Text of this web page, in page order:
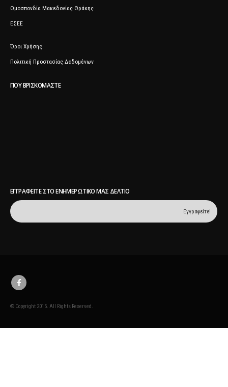
Ομοσπονδία Μακεδονίας Θράκης
ΕΣΕΕ
Όροι Χρήσης
Πολιτική Προστασίας Δεδομένων
ΠΟΥ ΒΡΙΣΚΌΜΑΣΤΕ
ΕΓΓΡΑΦΕΊΤΕ ΣΤΟ ΕΝΗΜΕΡΩΤΙΚΌ ΜΑΣ ΔΕΛΤΊΟ
© Copyright 2015. All Rights Reserved.